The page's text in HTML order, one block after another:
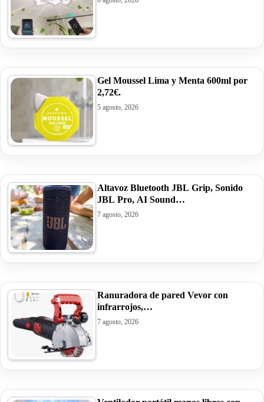
Gel Moussel Lima y Menta 600ml por
2,72€.
5 agosto, 2026
Altavoz Bluetooth JBL Grip, Sonido
JBL Pro, AI Sound…
7 agosto, 2026
Ranuradora de pared Vevor con
infrarrojos,…
7 agosto, 2026